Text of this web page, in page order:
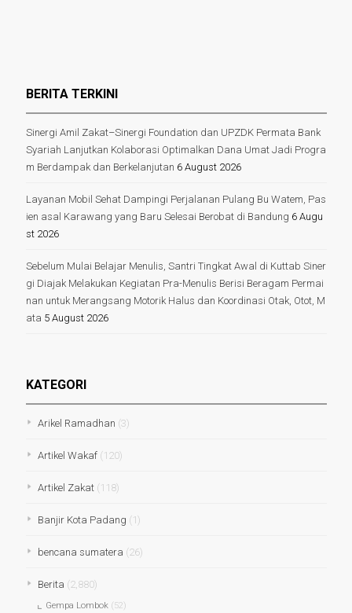
BERITA TERKINI
Sinergi Amil Zakat–Sinergi Foundation dan UPZDK Permata Bank
Syariah Lanjutkan Kolaborasi Optimalkan Dana Umat Jadi Progra
m Berdampak dan Berkelanjutan 6 August 2026
Layanan Mobil Sehat Dampingi Perjalanan Pulang Bu Watem, Pas
ien asal Karawang yang Baru Selesai Berobat di Bandung 6 Augu
st 2026
Sebelum Mulai Belajar Menulis, Santri Tingkat Awal di Kuttab Siner
gi Diajak Melakukan Kegiatan Pra-Menulis Berisi Beragam Permai
nan untuk Merangsang Motorik Halus dan Koordinasi Otak, Otot, M
ata 5 August 2026
KATEGORI
Arikel Ramadhan (3)
Artikel Wakaf(120)
Artikel Zakat(118)
Banjir Kota Padang (1)
bencana sumatera (26)
Berita (2,880)
Gempa Lombok(52)